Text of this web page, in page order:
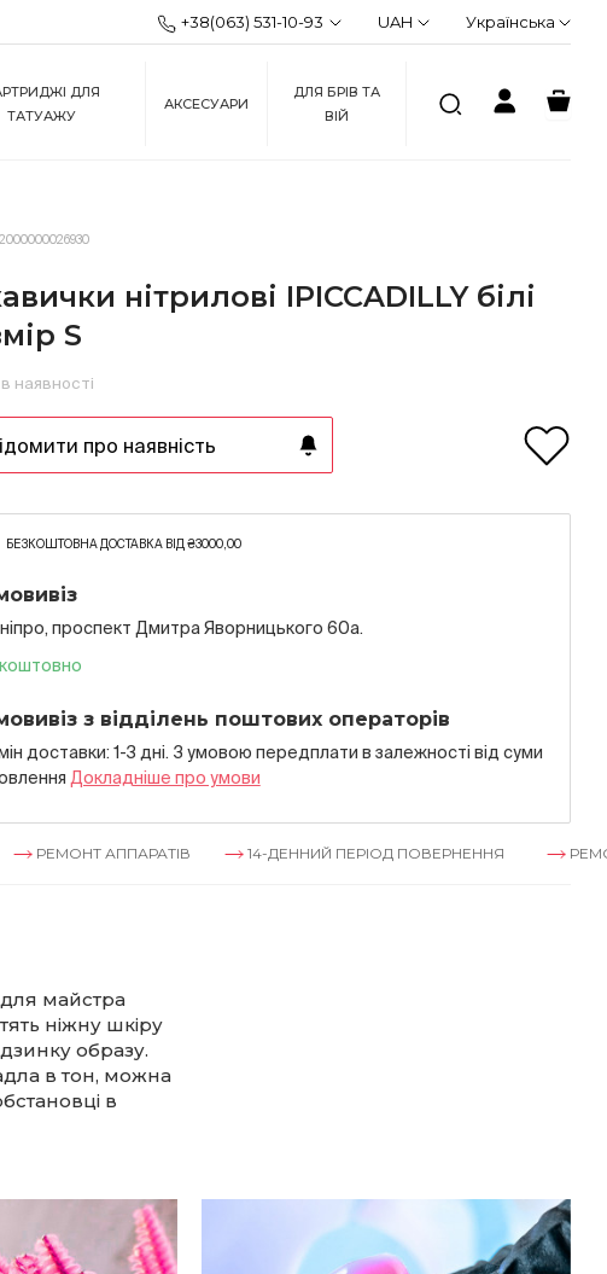
+38(063) 531-10-93 UAH Українська
ДЛЯ
ТАТУАЖУ
АКСЕСУАРИ
ДЛЯ БРІВ ТА
ВІЙ
2000000026930
нітрилові IPICCADILLY білі
S
наявності
про наявність
БЕЗКОШТОВНА ДОСТАВКА ВІД ₴3000,00
проспект Дмитра Яворницького 60а.
з відділень поштових операторів
доставки: 1-3 дні. З умовою передплати в залежностi вiд суми
Докладнiше про умови
АППАРАТІВ 14-ДЕННИЙ ПЕРІОД ПОВЕРНЕННЯ РЕМОНТ
майстра
ніжну шкіру
образу.
в тон, можна
в